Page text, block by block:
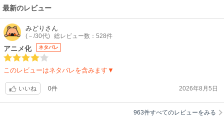
ただ、少しだけ哀しいところもある漫画なので落ち込んだ時とかには読む
の向いてないかもしれません。それでも笑顔にもなれる漫画なので元気を
もらえる面もあります。
2020年のmy漫画大賞です。
私は異世界除けばこの雰囲気(素敵)のジャンルはまぁダメで、大抵読み続
けられないけど、この作品はバランス良いんですよね。良い話過ぎず照れ
隠しのようにネタをばら撒いてあってクスッとさせる。
泣ける話なはずなのに笑顔で前を向かせてくれる。
原作者と絵師さんもフィットしてるように思います。
ゆっくりじっくり読みかえすと色んな発見があって楽しいですね。
なので、1番向いてる読者はエルフだったりして。
人間との価値観の差や時間感覚のズレをストーリーに絶妙に織り込んでお
り、回想も相まって面白くも切ない作品となっています。
種族が違うからこそ、10年共に旅をしていた時には理解できなかった彼ら
の言葉や行動、思いにようやく気づき、ドライさは変わらないながらも彼
らに代わって実行していくフリーレンが本当に愛しいです。「ヒンメル(勇
者)ならそうする」のセリフが最高に良い。
そんな静かに淡々と進むストーリーの中に入る流れるようなギャグや、時
間経過を細やかな絵のみで表現しているのも見所です。
そして1話以降回想でしか出てこない勇者ヒンメルの存在感が、フリーレ
ンだけでなく読者の中でもどんどん大きくなっていくのがわかるからすご
ヒンメルほど勇者という名に相応しい勇者は最近の作品ではあまり見ない
最新のレビュー
みどり さん
(－/30代) 総レビュー数：528件
アニメ化 ネタバレ
このレビューはネタバレを含みます▼
いいね 0件 2026年8月5日
963件すべてのレビューをみる